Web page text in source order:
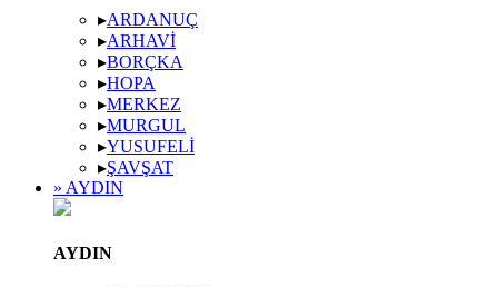
▸ARDANUÇ
▸ARHAVI
▸BORÇKA
▸HOPA
▸MERKEZ
▸MURGUL
▸YUSUFELI
▸ŞAVŞAT
» AYDIN
AYDIN